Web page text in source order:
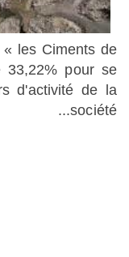
les Ciments de
33,22% pour se
d'activité de la
société...